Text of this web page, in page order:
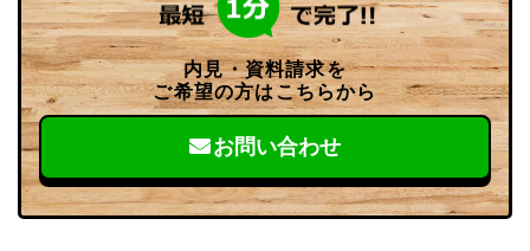
内見・資料請求を
ご希望の方はこちらから
お問い合わせ